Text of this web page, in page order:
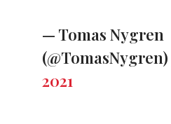
— Tomas Nygren
(@TomasNygren)
2021